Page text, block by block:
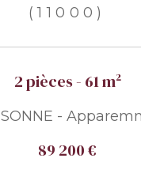
(11000)
2 pièces - 61 m²
-
89 200 €